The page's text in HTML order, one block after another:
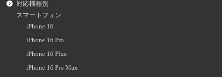
対応機種別
スマートフォン
iPhone 16
iPhone 16 Pro
iPhone 16 Plus
iPhone 16 Pro Max